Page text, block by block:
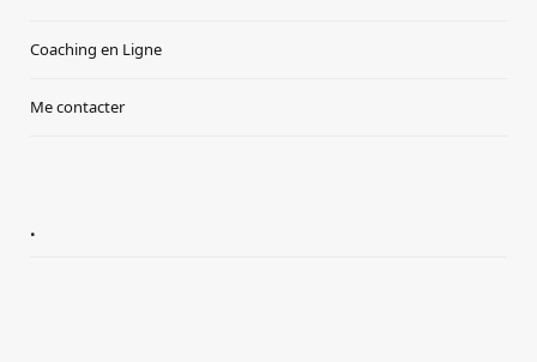
Coaching en Ligne
Me contacter
.